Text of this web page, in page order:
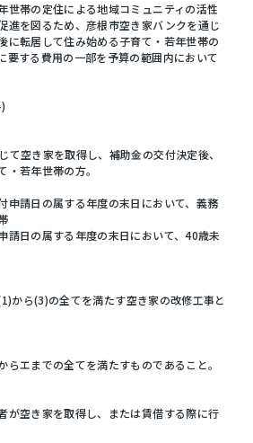
世帯の定住による地域コミュニティの活性
進を図るため、彦根市空き家バンクを通じ
に転居して住み始める子育て・若年世帯の
要する費用の一部を予算の範囲内において
て空き家を取得し、補助金の交付決定後、
若年世帯の方。
申請日の属する年度の末日において、義務
請日の属する年度の末日において、40歳未
から(3)の全てを満たす空き家の改修工事と
らエまでの全てを満たすものであること。
が空き家を取得し、または賃借する際に行